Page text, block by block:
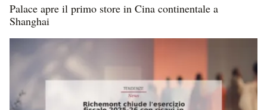
Palace apre il primo store in Cina continentale a
Shanghai